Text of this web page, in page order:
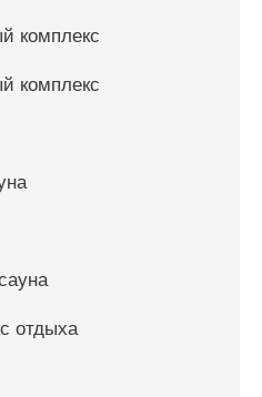
комплекс
комплекс
отдыха